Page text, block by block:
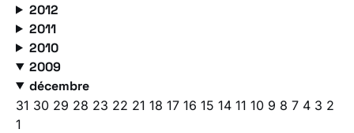
2012
2011
2010
2009
décembre
31 30 29 28 23 22 21 18 17 16 15 14 11 10 9 8 7 4 3 2
1